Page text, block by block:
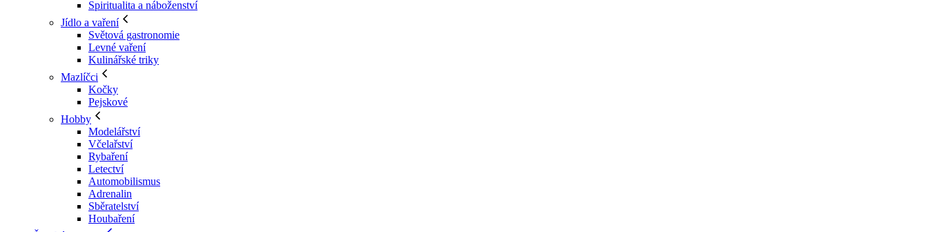
Spiritualita a náboženství
Jídlo a vaření
Světová gastronomie
Levné vaření
Kulinářské triky
Mazlíčci
Kočky
Pejskové
Hobby
Modelářství
Včelařství
Rybaření
Letectví
Automobilismus
Adrenalin
Sběratelství
Houbaření